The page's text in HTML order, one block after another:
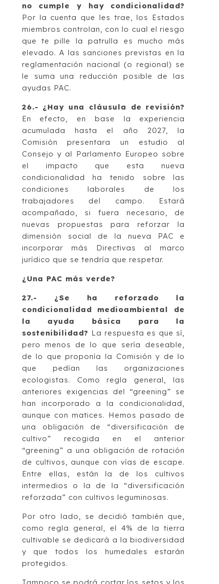
no cumple y hay condicionalidad?
Por la cuenta que les trae, los Estados
miembros controlan, con lo cual el riesgo
que te pille la patrulla es mucho más
elevado. A las sanciones previstas en la
reglamentación nacional (o regional) se
le suma una reducción posible de las
ayudas PAC.
26.- ¿Hay una cláusula de revisión?
En efecto, en base la experiencia
acumulada hasta el año 2027, la
Comisión presentara un estudio al
Consejo y al Parlamento Europeo sobre
el impacto que esta nueva
condicionalidad ha tenido sobre las
condiciones laborales de los
trabajadores del campo. Estará
acompañado, si fuera necesario, de
nuevas propuestas para reforzar la
dimensión social de la nueva PAC e
incorporar más Directivas al marco
jurídico que se tendría que respetar.
¿Una PAC más verde?
27.- ¿Se ha reforzado la
condicionalidad medioambiental de
la ayuda básica para la
sostenibilidad? La respuesta es que sí,
pero menos de lo que sería deseable,
de lo que proponía la Comisión y de lo
que pedían las organizaciones
ecologistas. Como regla general, las
anteriores exigencias del “greening” se
han incorporado a la condicionalidad,
aunque con matices. Hemos pasado de
una obligación de “diversificación de
cultivo” recogida en el anterior
“greening” a una obligación de rotación
de cultivos, aunque con vías de escape.
Entre ellas, están la de los cultivos
intermedios o la de la “diversificación
reforzada” con cultivos leguminosas.
Por otro lado, se decidió también que,
como regla general, el 4% de la tierra
cultivable se dedicará a la biodiversidad
y que todos los humedales estarán
protegidos.